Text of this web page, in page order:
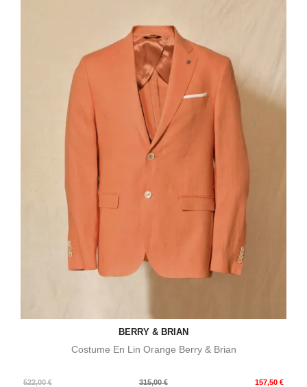
BERRY & BRIAN
Costume En Lin Orange Berry & Brian
522,00 €
Prix
315,00 € 157,50 €
Prix